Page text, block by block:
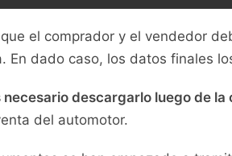
el comprador y el vendedor
En dado caso, los datos finales
descargarlo luego de la
del automotor.